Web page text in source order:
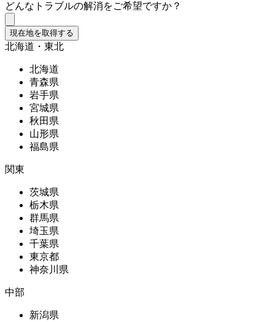
どんなトラブルの解消をご希望ですか？
現在地を取得する
北海道・東北
北海道
青森県
岩手県
宮城県
秋田県
山形県
福島県
関東
茨城県
栃木県
群馬県
埼玉県
千葉県
東京都
神奈川県
中部
新潟県